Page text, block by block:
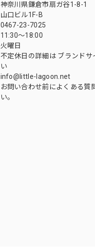
神奈川県鎌倉市扇ガ谷1-8-1
山口ビル1F-B
0467-23-7025
11:30～18:00
火曜日
不定休日の詳細は ブランドサ
い
info@little-lagoon.net
お問い合わせ前によくある質
い。